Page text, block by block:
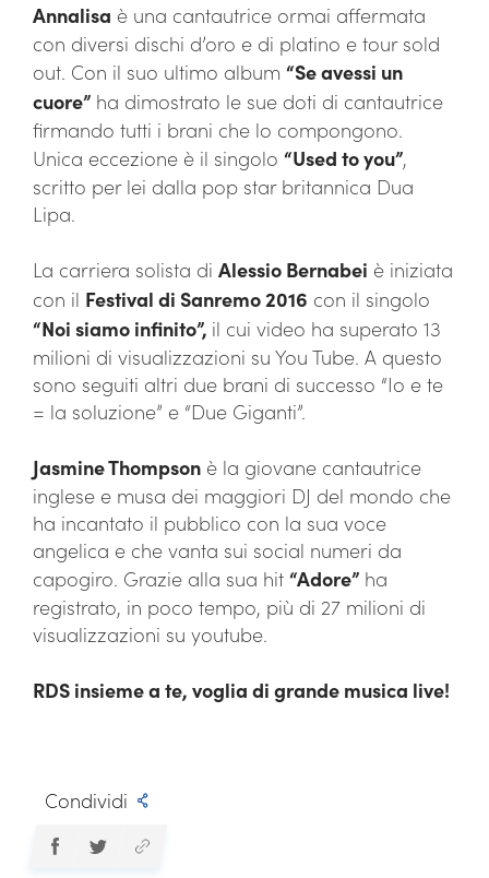
Annalisa è una cantautrice ormai affermata
con diversi dischi d’oro e di platino e tour sold
out. Con il suo ultimo album “Se avessi un
cuore” ha dimostrato le sue doti di cantautrice
firmando tutti i brani che lo compongono.
Unica eccezione è il singolo “Used to you”,
scritto per lei dalla pop star britannica Dua
Lipa.
La carriera solista di Alessio Bernabei è iniziata
con il Festival di Sanremo 2016 con il singolo
“Noi siamo infinito”, il cui video ha superato 13
milioni di visualizzazioni su You Tube. A questo
sono seguiti altri due brani di successo “Io e te
= la soluzione” e “Due Giganti”.
Jasmine Thompson è la giovane cantautrice
inglese e musa dei maggiori DJ del mondo che
ha incantato il pubblico con la sua voce
angelica e che vanta sui social numeri da
capogiro. Grazie alla sua hit “Adore” ha
registrato, in poco tempo, più di 27 milioni di
visualizzazioni su youtube.
RDS insieme a te, voglia di grande musica live!
Condividi